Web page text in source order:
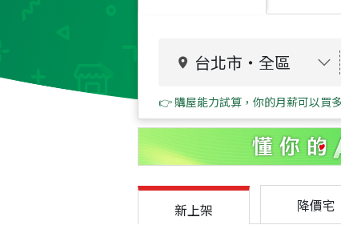
台北市 ・ 全區
👉 購屋能力試算，你的月薪可以買
新上架 降價宅